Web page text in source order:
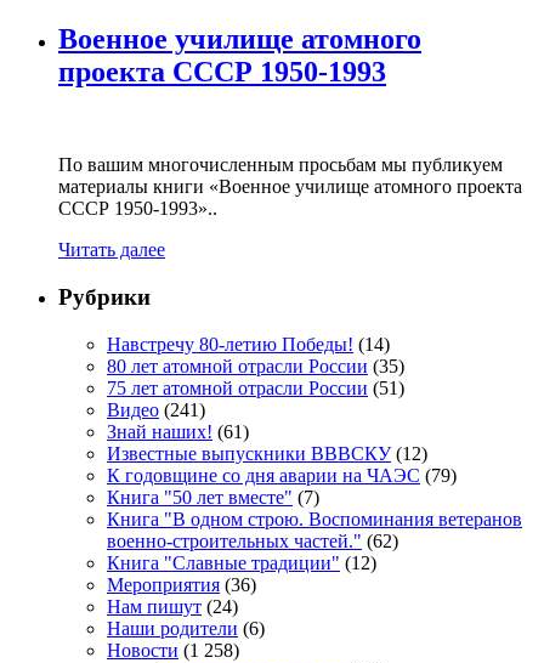
Военное училище атомного
проекта СССР 1950-1993
По вашим многочисленным просьбам мы публикуем
материалы книги «Военное училище атомного проекта
СССР 1950-1993»..
Читать далее
Рубрики
Навстречу 80-летию Победы! (14)
80 лет атомной отрасли России (35)
75 лет атомной отрасли России (51)
Видео (241)
Знай наших! (61)
Известные выпускники ВВВСКУ(12)
К годовщине со дня аварии на ЧАЭС (79)
Книга "50 лет вместе" (7)
Книга "В одном строю. Воспоминания ветеранов
военно-строительных частей." (62)
Книга "Славные традиции" (12)
Мероприятия (36)
Нам пишут (24)
Наши родители (6)
Новости (1 258)